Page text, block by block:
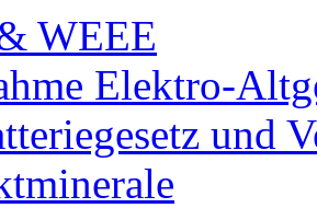
WEEE
Elektro-
und